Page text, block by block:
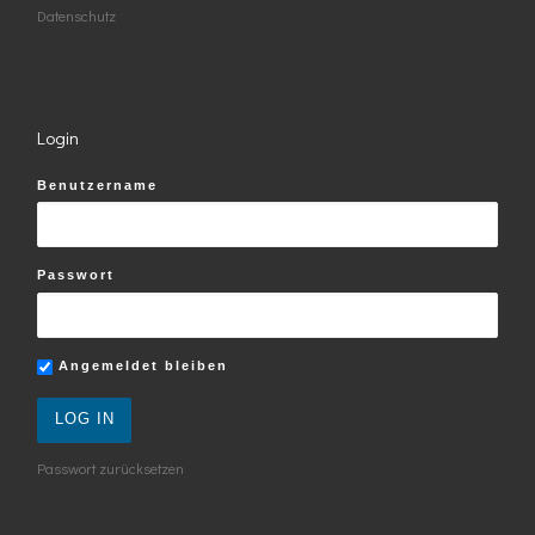
Datenschutz
Login
Benutzername
Passwort
Angemeldet bleiben
Passwort zurücksetzen